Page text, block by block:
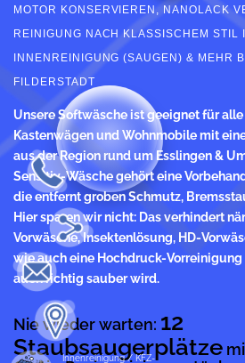
MOTOR KONSERVIEREN, NANOLACK
REINIGUNG NACH KLASSISCHEM STIL
NNENREINIGUNG (SAUGEN) & MEHR
ILDERSTADT
Unsere Softwäsche ist geeignet für alle
Kastenwägen und Wohnmobile mit
aus der Region rund um Esslingen &
Sensitiv-Wäsche gehört eine
die entfernt groben Schmutz,
Hier sparen wir nicht: Das verhindert
Vorwäsche, Insektenlösung, HD-
wie auch eine Hochdruck-Vorreinigung
auch richtig sauber wird.
Nie wieder warten: 12
Staubsaugerplätze
Innenreinigung / KFZ-